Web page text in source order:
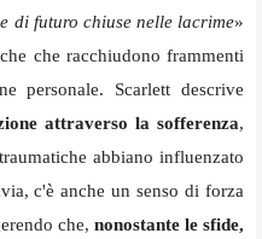
di futuro chiuse nelle lacrime»
che racchiudono frammenti
personale. Scarlett descrive
attraverso la sofferenza,
abbiano influenzato
c'è anche un senso di forza
che, nonostante le sfide,